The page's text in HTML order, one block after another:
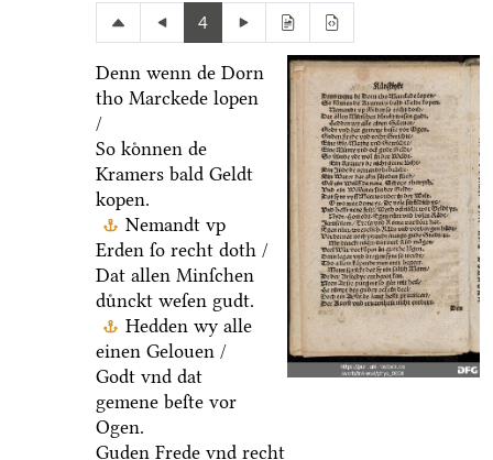
4
Denn wenn de Dorn
tho Marckede lopen
/
So koͤnnen de
Kramers bald Geldt
kopen.
Nemandt vp
Erden ſo recht doth /
Dat allen Minſchen
duͤnckt weſen gudt.
Hedden wy alle
einen Gelouen /
Godt vnd dat
gemene beſte vor
Ogen.
Guden Frede vnd recht